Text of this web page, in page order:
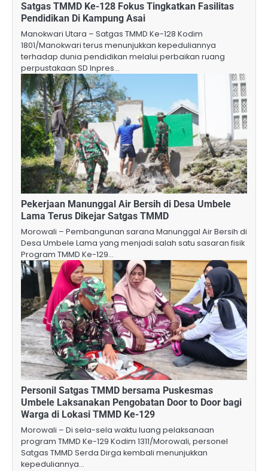
Satgas TMMD Ke-128 Fokus Tingkatkan Fasilitas
Pendidikan Di Kampung Asai
Manokwari Utara – Satgas TMMD Ke-128 Kodim
1801/Manokwari terus menunjukkan kepeduliannya
terhadap dunia pendidikan melalui perbaikan ruang
perpustakaan SD Inpres…
Pekerjaan Manunggal Air Bersih di Desa Umbele
Lama Terus Dikejar Satgas TMMD
Morowali – Pembangunan sarana Manunggal Air Bersih di
Desa Umbele Lama yang menjadi salah satu sasaran fisik
Program TMMD Ke-129…
Personil Satgas TMMD bersama Puskesmas
Umbele Laksanakan Pengobatan Door to Door bagi
Warga di Lokasi TMMD Ke-129
Morowali – Di sela-sela waktu luang pelaksanaan
program TMMD Ke-129 Kodim 1311/Morowali, personel
Satgas TMMD Serda Dirga kembali menunjukkan
kepeduliannya…